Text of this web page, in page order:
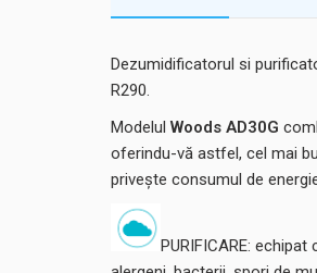
Dezumidificatorul si
R290.
Modelul Woods AD30G
oferindu-vă astfel, cel mai
privește consumul de
PURIFICARE: